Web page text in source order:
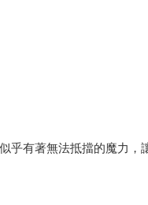
有著無法抵擋的魔力，